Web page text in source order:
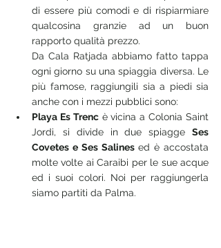
di essere più comodi e di rispiarmiare
qualcosina granzie ad un buon
rapporto qualità prezzo.
Da Cala Ratjada abbiamo fatto tappa
ogni giorno su una spiaggia diversa. Le
più famose, raggiungili sia a piedi sia
anche con i mezzi pubblici sono:
Playa Es Trenc è vicina a Colonia Saint
Jordi, si divide in due spiagge Ses
Covetes e Ses Salines ed è accostata
molte volte ai Caraibi per le sue acque
ed i suoi colori. Noi per raggiungerla
siamo partiti da Palma.